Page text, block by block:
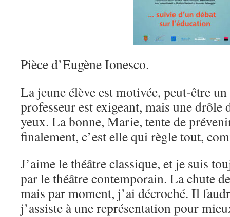
Pièce d’Eugène Ionesco.
La jeune élève est motivée, peut-être
professeur est exigeant, mais une drôle
yeux. La bonne, Marie, tente de
finalement, c’est elle qui règle tout,
J’aime le théâtre classique, et je suis
par le théâtre contemporain. La chute
mais par moment, j’ai décroché. Il
j’assiste à une représentation pour